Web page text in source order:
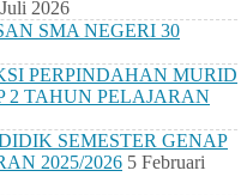
2026
SMA NEGERI 30
PERPINDAHAN MURID
2 TAHUN PELAJARAN
SEMESTER GENAP
2025/2026 5 Februari